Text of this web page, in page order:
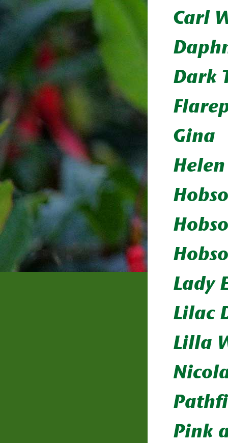
Carl
Dark
Gina
Lady
Lilac
Lilla
Pink